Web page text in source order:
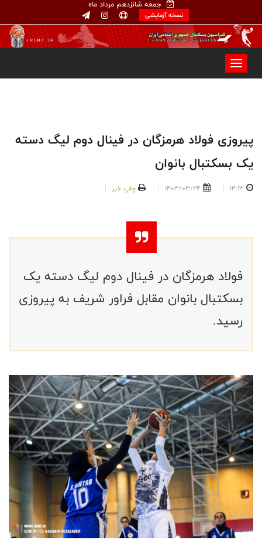
جمعه شانزدهم مرداد ماه
نسخه آزمایشی
پیروزی فولاد هرمزگان در فینال دوم لیگ دسته
یک بسکتبال بانوان
14:13
1403/03/24 چاپ خبر
فولاد هرمزگان در فینال دوم لیگ دسته یک
بسکتبال بانوان مقابل فراور شریف به پیروزی
رسید.